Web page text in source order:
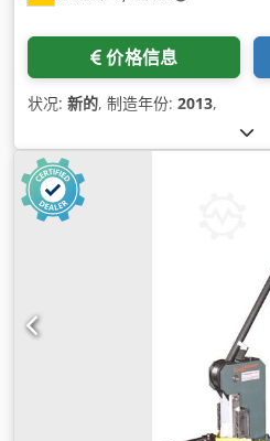
价格信息
状况: 新的, 制造年份: 2013,